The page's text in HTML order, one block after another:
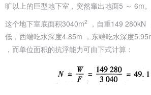
旷以上的巨型地下室，突然窜出地面5 ～ 6m。
这个地下室底面积3040m2
，自重149 280kN
低，西端吃水深度4.85m ，东端吃水深度
，而单位面积的抗浮能力可由下式计算：